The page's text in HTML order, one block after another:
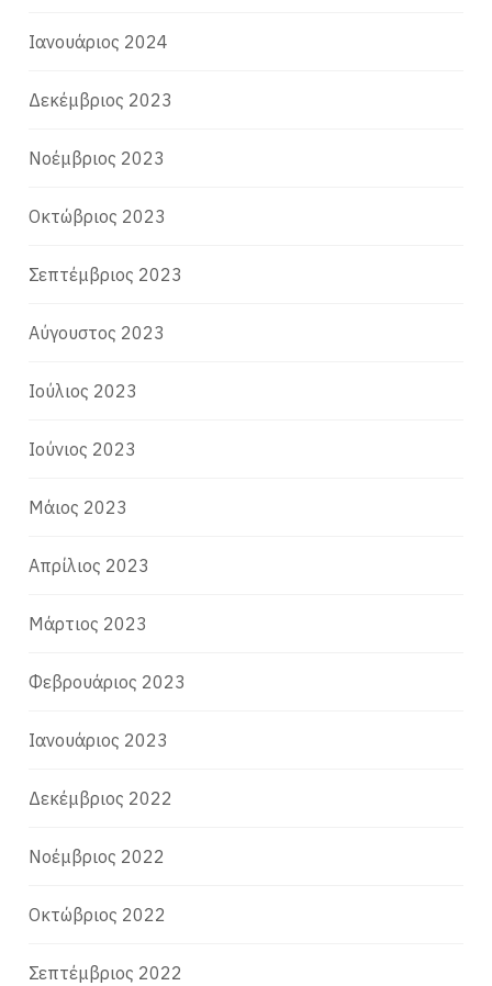
Ιανουάριος 2024
Δεκέμβριος 2023
Νοέμβριος 2023
Οκτώβριος 2023
Σεπτέμβριος 2023
Αύγουστος 2023
Ιούλιος 2023
Ιούνιος 2023
Μάιος 2023
Απρίλιος 2023
Μάρτιος 2023
Φεβρουάριος 2023
Ιανουάριος 2023
Δεκέμβριος 2022
Νοέμβριος 2022
Οκτώβριος 2022
Σεπτέμβριος 2022